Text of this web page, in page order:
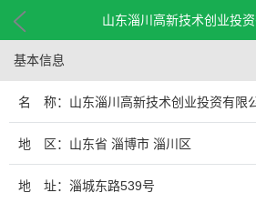
山东淄川高新技术创业投
基本信息
名 称：山东淄川高新技术创业投资有限
地 区：山东省 淄博市 淄川区
地 址：淄城东路539号